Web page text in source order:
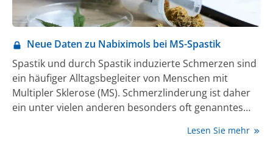
Neue Daten zu Nabiximols bei MS-Spastik
Spastik und durch Spastik induzierte Schmerzen sind
ein häufiger Alltagsbegleiter von Menschen mit
Multipler Sklerose (MS). Schmerzlinderung ist daher
ein unter vielen anderen besonders oft genanntes
Fertigarzneimittel, das die Cannabinoide Delta-9-
Lesen Sie mehr